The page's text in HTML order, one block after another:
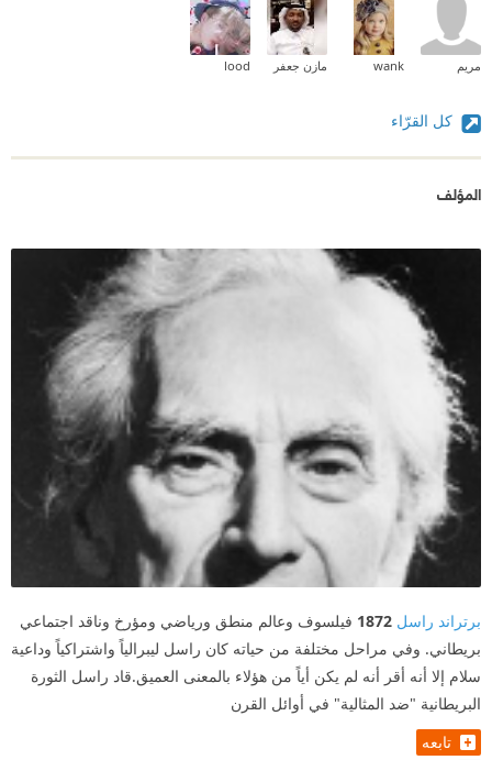
مريم wank مازن جعفر lood
كل القرّاء
المؤلف
برتراند راسل 1872 فيلسوف وعالم منطق ورياضي ومؤرخ وناقد اجتماعي
بريطاني. وفي مراحل مختلفة من حياته كان راسل ليبرالياً واشتراكياً وداعية
سلام إلا أنه أقر أنه لم يكن أياً من هؤلاء بالمعنى العميق.قاد راسل الثورة
البريطانية "ضد المثالية" في أوائل القرن
تابعه